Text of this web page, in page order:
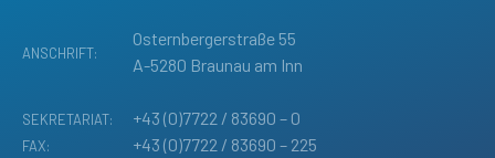
ANSCHRIFT:
Osternbergerstraße 55
A-5280 Braunau am Inn
SEKRETARIAT: +43 (0)7722 / 83690 – 0
FAX: +43 (0)7722 / 83690 – 225